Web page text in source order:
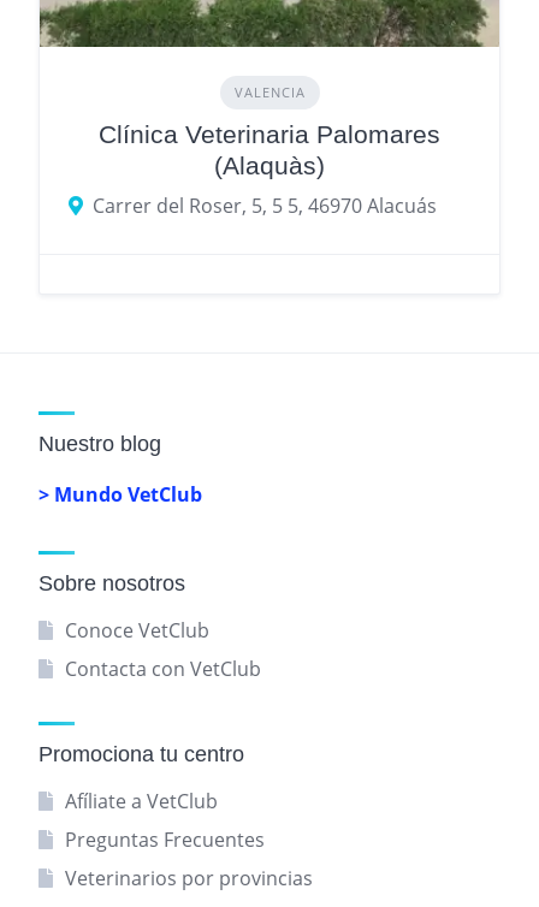
VALENCIA
Clínica Veterinaria Palomares
(Alaquàs)
Carrer del Roser, 5, 5 5, 46970 Alacuás
Nuestro blog
> Mundo VetClub
Sobre nosotros
Conoce VetClub
Contacta con VetClub
Promociona tu centro
Afíliate a VetClub
Preguntas Frecuentes
Veterinarios por provincias